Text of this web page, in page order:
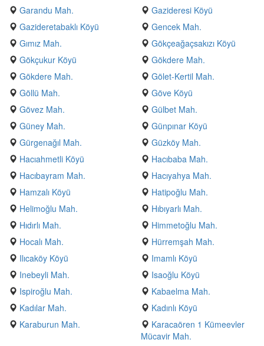
Garandu Mah.
Gazideresi Köyü
Gazideretabaklı Köyü
Gencek Mah.
Gımız Mah.
Gökçeağaçsakızı Köyü
Gökçukur Köyü
Gökdere Mah.
Gökdere Mah.
Gölet-Kertil Mah.
Göllü Mah.
Göve Köyü
Gövez Mah.
Gülbet Mah.
Güney Mah.
Günpınar Köyü
Gürgenağıl Mah.
Güzköy Mah.
Hacıahmetli Köyü
Hacıbaba Mah.
Hacıbayram Mah.
Hacıyahya Mah.
Hamzalı Köyü
Hatipoğlu Mah.
Helimoğlu Mah.
Hıbıyarlı Mah.
Hıdırlı Mah.
Himmetoğlu Mah.
Hocalı Mah.
Hürremşah Mah.
Ilıcaköy Köyü
Imamlı Köyü
Inebeyli Mah.
Isaoğlu Köyü
Ispiroğlu Mah.
Kabaelma Mah.
Kadılar Mah.
Kadınlı Köyü
Karaburun Mah.
Karacaören 1 Kümeevler
Mücavir Mah.